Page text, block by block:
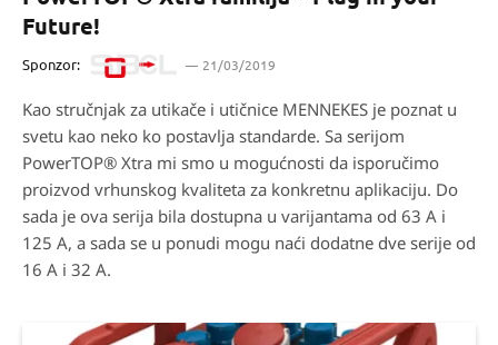
Future!
Sponzor: 21/03/2019
Kao stručnjak za utikače i utičnice MENNEKES je poznat u
svetu kao neko ko postavlja standarde. Sa serijom
PowerTOP® Xtra mi smo u mogućnosti da isporučimo
proizvod vrhunskog kvaliteta za konkretnu aplikaciju. Do
sada je ova serija bila dostupna u varijantama od 63 A i
125 A, a sada se u ponudi mogu naći dodatne dve serije od
16 A i 32 A.